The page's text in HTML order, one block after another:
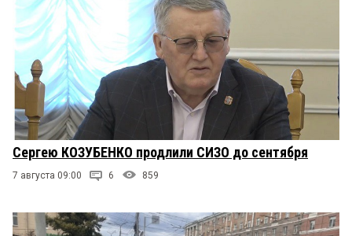
Сергею КОЗУБЕНКО продлили СИЗО до сентября
7 августа 09:00 6 859